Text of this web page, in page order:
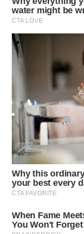
SUMEDANG
WN
CIANJUR
WN
TANGERANG
WN
BINJAI
WN
WN